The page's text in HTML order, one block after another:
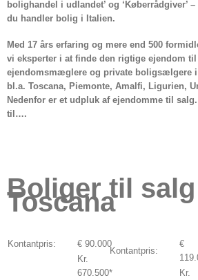
bolighandel i udlandet’ og ‘Køberrådgiver’
du handler bolig i Italien.
Med 17 års erfaring og mere end 500
vi eksperter i at finde den rigtige ejendom
ejendomsmæglere og private boligsælgere
bl.a. Toscana, Piemonte, Amalfi, Ligurien,
Nedenfor er et udpluk af ejendomme til
til….
Boliger til
Toscana
Kontantpris:
€ 90.000
Kr.
670.500*
Kontantpris:
€
Kr.